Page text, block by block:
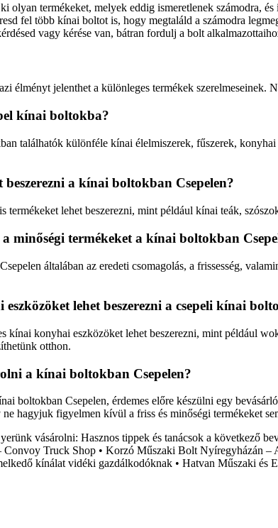
olyan termékeket, melyek eddig ismeretlenek számodra,
fel több kínai boltot is, hogy megtaláld a számodra
vagy kérése van, bátran fordulj a bolt
élményt jelenthet a különleges termékek
kínai boltokba?
találhatók különféle kínai élelmiszerek, fűszerek,
a kínai boltokban Csepelen?
termékeket lehet beszerezni, mint például kínai teák,
minőségi termékeket a kínai boltokban
általában az eredeti csomagolás, a frissesség,
lehet beszerezni a csepeli kínai
kínai konyhai eszközöket lehet beszerezni, mint például
otthon.
a kínai boltokban Csepelen?
boltokban Csepelen, érdemes előre készülni egy
hagyjuk figyelmen kívül a friss és minőségi termékeket
vásárolni: Hasznos tippek és tanácsok a következő
Convoy Truck Shop • Korzó Műszaki Bolt Nyíregyházán
kínálat vidéki gazdálkodóknak • Hatvan Műszaki és